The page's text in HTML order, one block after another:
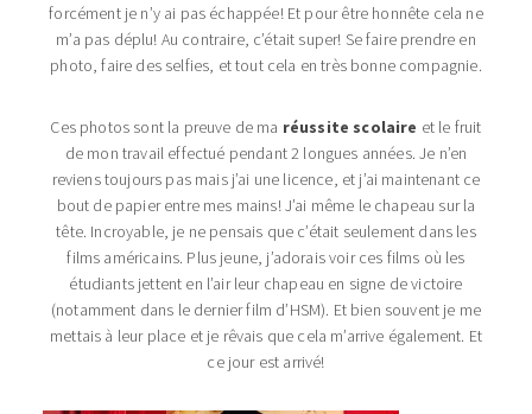
forcément je n’y ai pas échappée! Et pour être honnête cela ne
m’a pas déplu! Au contraire, c’était super! Se faire prendre en
photo, faire des selfies, et tout cela en très bonne compagnie.
Ces photos sont la preuve de ma réussite scolaire et le fruit
de mon travail effectué pendant 2 longues années. Je n’en
reviens toujours pas mais j’ai une licence, et j’ai maintenant ce
bout de papier entre mes mains! J’ai même le chapeau sur la
tête. Incroyable, je ne pensais que c’était seulement dans les
films américains. Plus jeune, j’adorais voir ces films où les
étudiants jettent en l’air leur chapeau en signe de victoire
(notamment dans le dernier film d’HSM). Et bien souvent je me
mettais à leur place et je rêvais que cela m’arrive également. Et
ce jour est arrivé!